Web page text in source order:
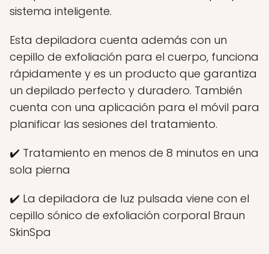
sistema inteligente.
Esta depiladora cuenta además con un
cepillo de exfoliación para el cuerpo, funciona
rápidamente y es un producto que garantiza
un depilado perfecto y duradero. También
cuenta con una aplicación para el móvil para
planificar las sesiones del tratamiento.
✔️ Tratamiento en menos de 8 minutos en una
sola pierna
✔️ La depiladora de luz pulsada viene con el
cepillo sónico de exfoliación corporal Braun
SkinSpa